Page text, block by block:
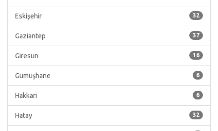
32
Eskişehir
37
Gaziantep
16
Giresun
6
Gümüşhane
6
Hakkari
32
Hatay